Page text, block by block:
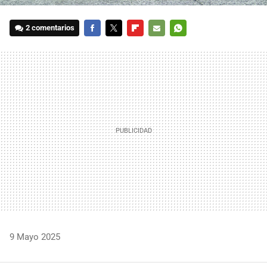
2 comentarios
MAIL
9 Mayo 2025